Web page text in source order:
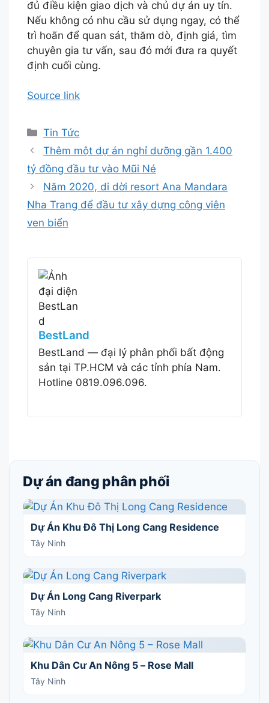
đủ điều kiện giao dịch và chủ dự án uy tín.
Nếu không có nhu cầu sử dụng ngay, có thể
trì hoãn để quan sát, thăm dò, định giá, tìm
chuyên gia tư vấn, sau đó mới đưa ra quyết
định cuối cùng.
Source link
Danh
mục
Tin Tức
Thêm một dự án nghỉ dưỡng gần 1.400
tỷ đồng đầu tư vào Mũi Né
Năm 2020, di dời resort Ana Mandara
Nha Trang để đầu tư xây dựng công viên
ven biển
BestLand
BestLand — đại lý phân phối bất động
sản tại TP.HCM và các tỉnh phía Nam.
Hotline 0819.096.096.
Dự án đang phân phối
Dự Án Khu Đô Thị Long Cang Residence
Tây Ninh
Dự Án Long Cang Riverpark
Tây Ninh
Khu Dân Cư An Nông 5 – Rose Mall
Tây Ninh